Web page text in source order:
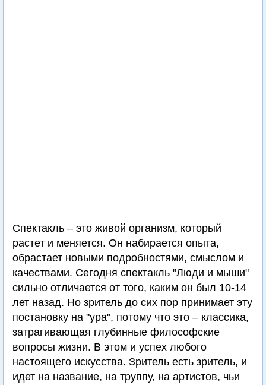
Спектакль – это живой организм, который
растет и меняется. Он набирается опыта,
обрастает новыми подробностями, смыслом и
качествами. Сегодня спектакль "Люди и мыши"
сильно отличается от того, каким он был 10-14
лет назад. Но зритель до сих пор принимает эту
постановку на "ура", потому что это – классика,
затрагивающая глубинные философские
вопросы жизни. В этом и успех любого
настоящего искусства. Зритель есть зритель, и
идет на название, на труппу, на артистов, чьи